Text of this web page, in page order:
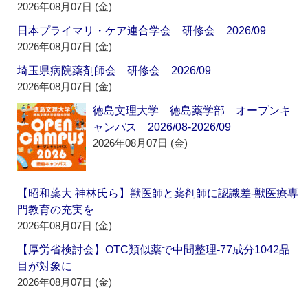
2026年08月07日 (金)
日本プライマリ・ケア連合学会 研修会 2026/09
2026年08月07日 (金)
埼玉県病院薬剤師会 研修会 2026/09
2026年08月07日 (金)
徳島文理大学 徳島薬学部 オープンキ
ャンパス 2026/08-2026/09
2026年08月07日 (金)
【昭和薬大 神林氏ら】獣医師と薬剤師に認識差‐獣医療専
門教育の充実を
2026年08月07日 (金)
【厚労省検討会】OTC類似薬で中間整理‐77成分1042品
目が対象に
2026年08月07日 (金)